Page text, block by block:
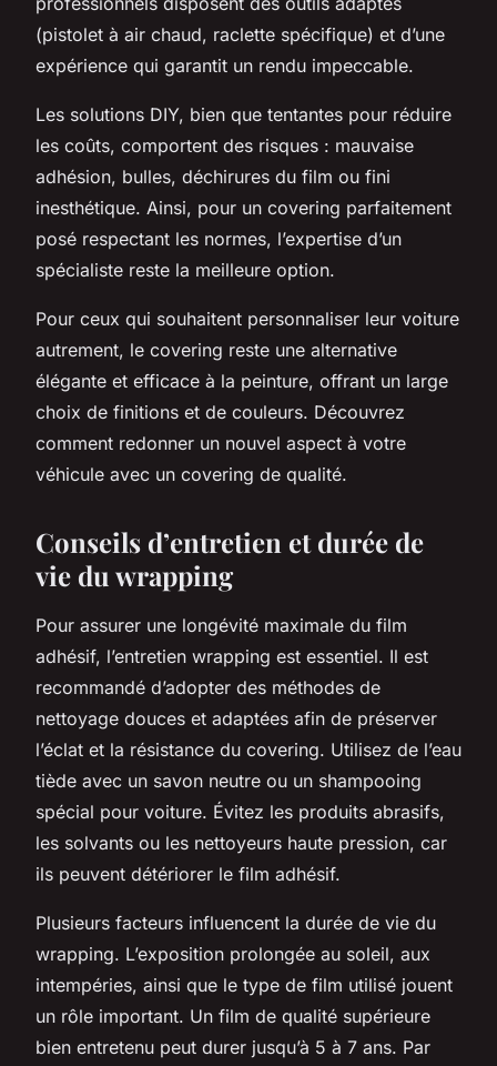
(pistolet à air chaud, raclette spécifique) et d’une
expérience qui garantit un rendu impeccable.
Les solutions DIY, bien que tentantes pour réduire
les coûts, comportent des risques : mauvaise
adhésion, bulles, déchirures du film ou fini
inesthétique. Ainsi, pour un covering parfaitement
posé respectant les normes, l’expertise d’un
spécialiste reste la meilleure option.
Pour ceux qui souhaitent personnaliser leur voiture
autrement, le covering reste une alternative
élégante et efficace à la peinture, offrant un large
choix de finitions et de couleurs. Découvrez
comment redonner un nouvel aspect à votre
véhicule avec un covering de qualité.
Conseils d’entretien et durée de
vie du wrapping
Pour assurer une longévité maximale du film
adhésif, l’entretien wrapping est essentiel. Il est
recommandé d’adopter des méthodes de
nettoyage douces et adaptées afin de préserver
l’éclat et la résistance du covering. Utilisez de l’eau
tiède avec un savon neutre ou un shampooing
spécial pour voiture. Évitez les produits abrasifs,
les solvants ou les nettoyeurs haute pression, car
ils peuvent détériorer le film adhésif.
Plusieurs facteurs influencent la durée de vie du
wrapping. L’exposition prolongée au soleil, aux
intempéries, ainsi que le type de film utilisé jouent
un rôle important. Un film de qualité supérieure
bien entretenu peut durer jusqu’à 5 à 7 ans. Par